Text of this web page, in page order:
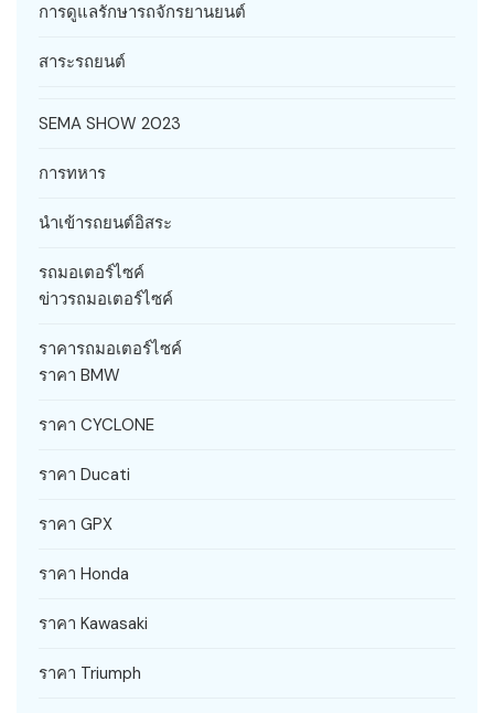
การดูแลรักษารถจักรยานยนต์
สาระรถยนต์
SEMA SHOW 2023
การทหาร
นำเข้ารถยนต์อิสระ
รถมอเตอร์ไซค์
ข่าวรถมอเตอร์ไซค์
ราคารถมอเตอร์ไซค์
ราคา BMW
ราคา CYCLONE
ราคา Ducati
ราคา GPX
ราคา Honda
ราคา Kawasaki
ราคา Triumph